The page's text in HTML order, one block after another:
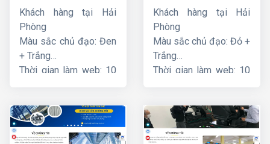
Khách hàng tại Hải
Phòng
Màu sắc chủ đạo: Đen
+ Trắng
Thời gian làm web: 10
nghệ PCCC Bắc Hà
Khách hàng tại Hải
Phòng
Màu sắc chủ đạo: Đỏ +
Trắng
Thời gian làm web: 10